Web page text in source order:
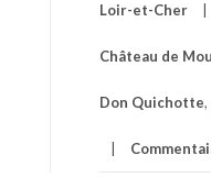
Loir-et-Cher
Château de
Don Quichotte,